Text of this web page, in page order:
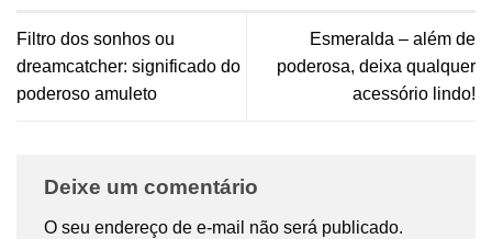
Filtro dos sonhos ou
dreamcatcher: significado do
poderoso amuleto
Esmeralda – além de
poderosa, deixa qualquer
acessório lindo!
Deixe um comentário
O seu endereço de e-mail não será publicado.